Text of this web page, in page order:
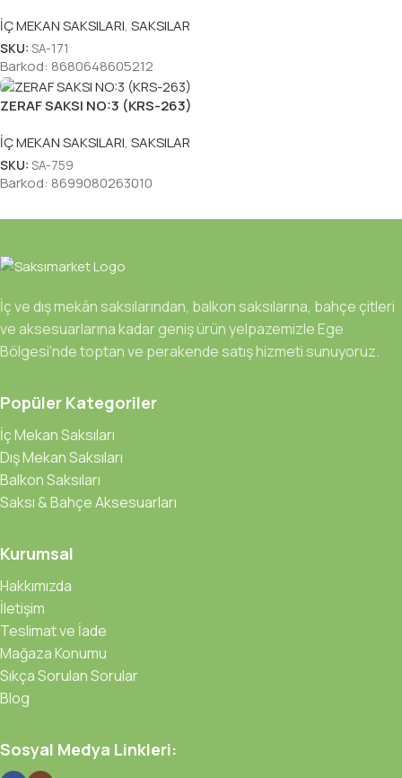
İÇ MEKAN SAKSILARI, SAKSILAR
SKU: SA-171
Barkod: 8680648605212
ZERAF SAKSI NO:3 (KRS-263)
İÇ MEKAN SAKSILARI, SAKSILAR
SKU: SA-759
Barkod: 8699080263010
İç ve dış mekân saksılarından, balkon saksılarına, bahçe çitleri
ve aksesuarlarına kadar geniş ürün yelpazemizle Ege
Bölgesi'nde toptan ve perakende satış hizmeti sunuyoruz.
Popüler Kategoriler
İç Mekan Saksıları
Dış Mekan Saksıları
Balkon Saksıları
Saksı & Bahçe Aksesuarları
Kurumsal
Hakkımızda
İletişim
Teslimat ve İade
Mağaza Konumu
Sıkça Sorulan Sorular
Blog
Sosyal Medya Linkleri: